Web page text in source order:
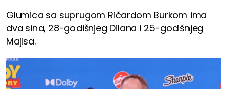
Glumica sa suprugom Ričardom Burkom ima
dva sina, 28-godišnjeg Dilana i 25-godišnjeg
Majlsa.